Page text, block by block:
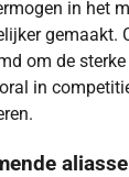
in het
gemaakt.
om de
in